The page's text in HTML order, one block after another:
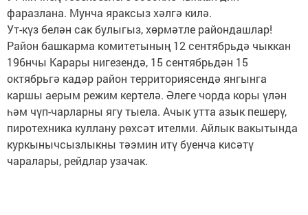
фаразлана. Мунча яраксыз хәлгә килә.
Ут-күз белән сак булыгыз, хөрмәтле райондашлар!
Район башкарма комитетының 12 сентябрьдә чыккан
196нчы Карары нигезендә, 15 сентябрьдән 15
октябрьгә кадәр район территориясендә янгынга
каршы аерым режим кертелә. Әлеге чорда коры үлән
һәм чүп-чарларны ягу тыела. Ачык утта азык пешерү,
пиротехника куллану рөхсәт ителми. Айлык вакытында
куркынычсызлыкны тәэмин итү буенча кисәтү
чаралары, рейдлар узачак.